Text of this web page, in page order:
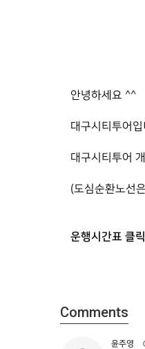
안녕하세요 ^^
대구시티투어입
대구시티투어
(도심순환노선
운행시간표 클릭
Comments
윤주영